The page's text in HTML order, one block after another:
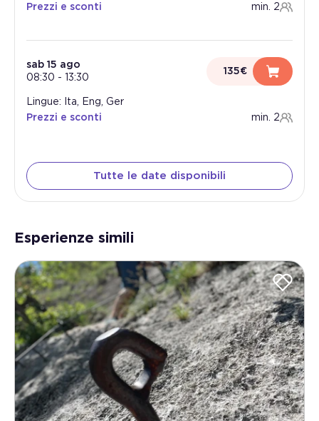
Prezzi e sconti
min. 2
sab 15 ago
08:30 - 13:30
135€
Lingue: Ita, Eng, Ger
Prezzi e sconti
min. 2
Tutte le date disponibili
Esperienze simili